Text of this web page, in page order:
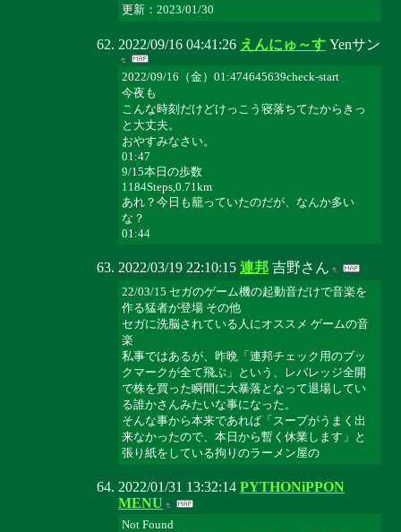
更新：2023/01/30
2022/09/16 04:41:26 えんにゅ～す Yenサン
2022/09/16（金）01:474645639check-start
今夜も
こんな時刻だけどけっこう寝落ちてたからきっ
と大丈夫。
おやすみなさい。
01:47
9/15本日の歩数
1184Steps,0.71km
あれ？今日も籠っていたのだが、なんか多い
な？
01:44
2022/03/19 22:10:15 連邦 吉野さん
22/03/15 セガのゲーム機の起動音だけで音楽を
作る猛者が登場 その他
セガに洗脳されている人にオススメ ゲームの音
楽
私事ではあるが、昨晩「連邦チェック用のブッ
クマークが全て飛ぶ」という、レバレッジ全開
で株を買った瞬間に大暴落となって退場してい
る誰かさんみたいな事になった。
そんな事から本来であれば「スープがうまく出
来なかったので、本日から暫く休業します」と
張り紙をしている拘りのラーメン屋の
2022/01/31 13:32:14 PYTHONiPPON
MENU
Not Found